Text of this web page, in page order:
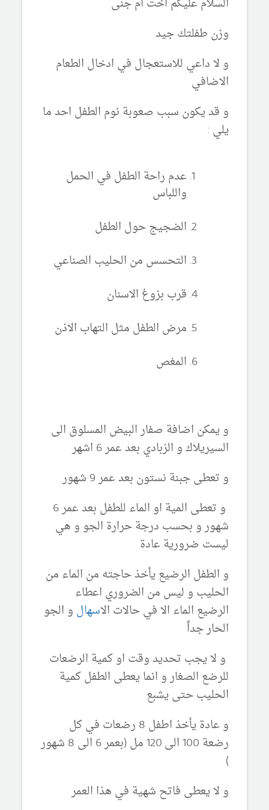
وزن طفلتك جيد
و لا داعي للاستعجال في ادخال الطعام
الاضافي
و قد يكون سبب صعوبة نوم الطفل احد ما
يلي :
عدم راحة الطفل في الحمل
واللباس
الضجيج حول الطفل
التحسس من الحليب الصناعي
قرب بزوغ الاسنان
مرض الطفل مثل التهاب الاذن
المغص
و يمكن اضافة صفار البيض المسلوق الى
السيريلاك و الزبادي بعد عمر 6 اشهر
و تعطى جبنة نستون بعد عمر 9 شهور
و تعطى المية او الماء للطفل بعد عمر 6
شهور و بحسب درجة حرارة الجو و هي
ليست ضرورية عادة
و الطفل الرضيع يأخذ حاجته من الماء من
الحليب و ليس من الضروري اعطاء
الرضيع الماء الا في حالات الاسهال و الجو
الحار جداً
و لا يجب تحديد وقت او كمية الرضعات
للرضع الصغار و انما يعطى الطفل كمية
الحليب حتى يشبع
و عادة يأخذ اطفل 8 رضعات في كل
رضعة 100 الى 120 مل (بعمر 6 الى 8 شهور
)
و لا يعطى فاتح شهية في هذا العمر